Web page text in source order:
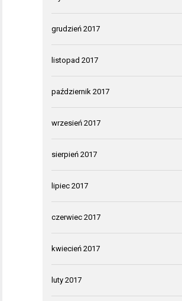
grudzień 2017
listopad 2017
październik 2017
wrzesień 2017
sierpień 2017
lipiec 2017
czerwiec 2017
kwiecień 2017
luty 2017